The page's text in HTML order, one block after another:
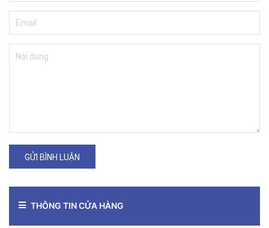
THÔNG TIN CỬA HÀNG
GỬI BÌNH LUẬN